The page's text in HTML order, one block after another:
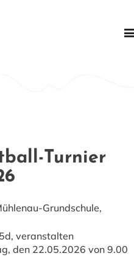
Turnier
Grundschule,
veranstalten
den 22.05.2026 von 9.00